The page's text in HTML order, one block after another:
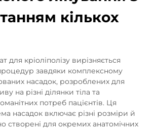
кількох
кріоліполізу вирізняється
завдяки комплексному
насадок, розроблених для
на різні ділянки тіла та
потреб пацієнтів. Ця
насадок включає різні розміри й
створені для окремих анатомічних